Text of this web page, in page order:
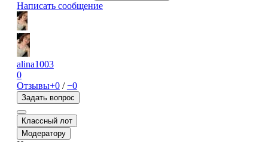
Написать сообщение
alina1003
0
Отзывы+0/−0
Задать вопрос
Классный лот
Модератору